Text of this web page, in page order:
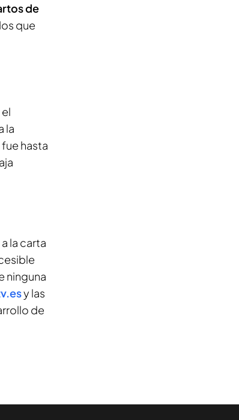
de
que
la
hasta
la carta
ninguna
y las
de